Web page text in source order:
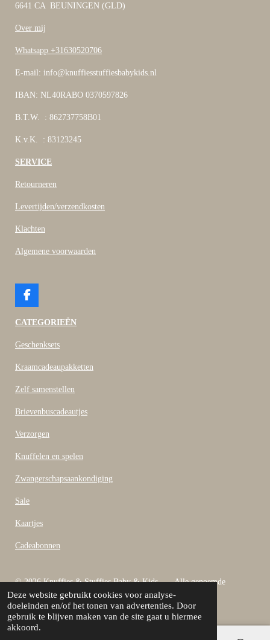
Deze website gebruikt cookies voor analyse-
doeleinden en/of het tonen van advertenties. Door
gebruik te blijven maken van de site gaat u hiermee
akkoord.
6641 CA BEUNINGEN (GLD)
Over mij
Whatsapp +31630520706
E-mail: info@knuffiesstuffiesbabykids.nl
IBAN: NL40RABO 0370597826
B.T.W. : 862737758B01
K.v.K. : 83123245
SERVICE
Retourneren
Levertijden/verzendkosten
Klachten
Algemene voorwaarden
F
c
b
o
CATEGORIEËN
Geschenksets
Kraamcadeaupakketten
Zelf samenstellen
Brievenbuscadeautjes
Verzorgen
Knuffelen en spelen
Zwangerschapsaankondiging
Sale
Kaartjes
Cadeabonnen
© 2026 Knuffies & Stuffies Baby & Kids Alle genoemde
bedragen zijn inclusief B.T.W
Powered by JouwWeb